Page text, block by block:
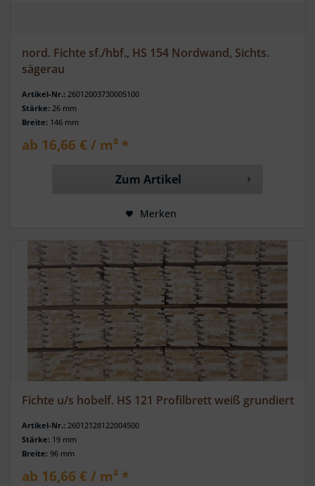
nord. Fichte sf./hbf., HS 154 Nordwand, Sichts.
sägerau
Artikel-Nr.: 26012003730005100
Stärke: 26 mm
Breite: 146 mm
ab 16,66 € / m² *
Zum Artikel
Merken
Fichte u/s hobelf. HS 121 Profilbrett weiß grundiert
Artikel-Nr.: 26012128122004500
Stärke: 19 mm
Breite: 96 mm
ab 16,66 € / m² *